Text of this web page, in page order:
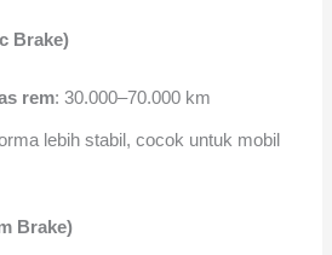
Brake)
rem: 30.000–70.000 km
lebih stabil, cocok untuk mobil
Brake)